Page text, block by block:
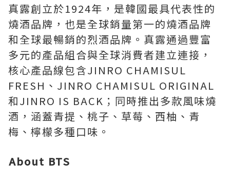
真露創立於1924年，是韓國最具代表性的
燒酒品牌，也是全球銷量第一的燒酒品牌
和全球最暢銷的烈酒品牌。真露通過豐富
多元的產品組合與全球消費者建立連接，
核心產品線包含JINRO CHAMISUL
FRESH、JINRO CHAMISUL ORIGINAL
和JINRO IS BACK；同時推出多款風味燒
酒，涵蓋青提、桃子、草莓、西柚、青
梅、檸檬多種口味。
About BTS